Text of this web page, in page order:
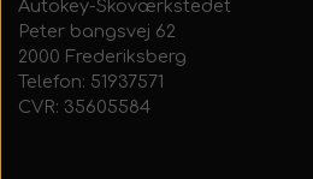
Autokey-Skoværkstedet
Peter bangsvej 62
2000 Frederiksberg
Telefon: 51937571
CVR: 35605584